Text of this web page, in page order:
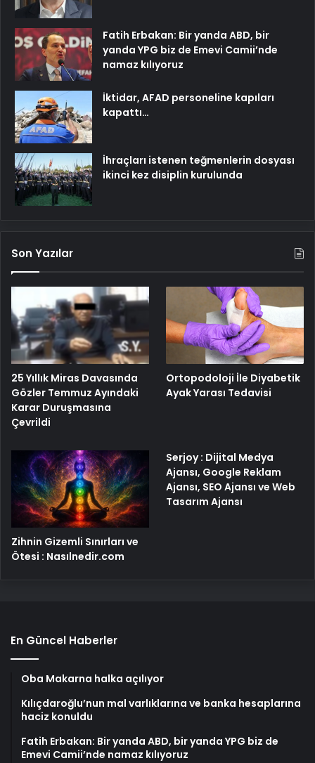
Fatih Erbakan: Bir yanda ABD, bir
yanda YPG biz de Emevi Camii’nde
namaz kılıyoruz
İktidar, AFAD personeline kapıları
kapattı…
İhraçları istenen teğmenlerin dosyası
ikinci kez disiplin kurulunda
Son Yazılar
25 Yıllık Miras Davasında
Gözler Temmuz Ayındaki
Karar Duruşmasına
Çevrildi
Ortopodoloji İle Diyabetik
Ayak Yarası Tedavisi
Zihnin Gizemli Sınırları ve
Ötesi : Nasılnedir.com
Serjoy : Dijital Medya
Ajansı, Google Reklam
Ajansı, SEO Ajansı ve Web
Tasarım Ajansı
En Güncel Haberler
Oba Makarna halka açılıyor
Kılıçdaroğlu’nun mal varlıklarına ve banka hesaplarına
haciz konuldu
Fatih Erbakan: Bir yanda ABD, bir yanda YPG biz de
Emevi Camii’nde namaz kılıyoruz